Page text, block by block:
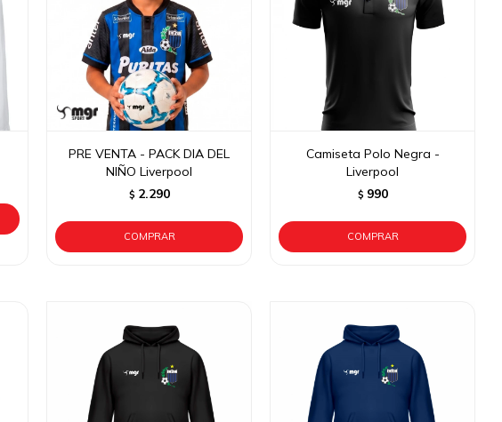
PRE VENTA - PACK DIA DEL
NIÑO Liverpool
$ 2.290
Camiseta Polo Negra -
Liverpool
$ 990